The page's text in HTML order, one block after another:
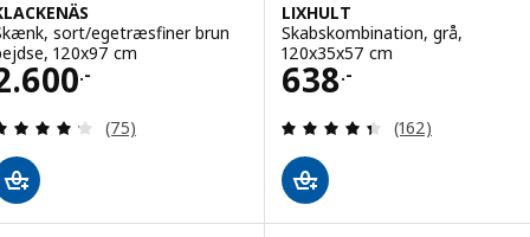
sort/egetræsfiner brun
120x97 cm
.-
2600.-
Anmeld: 4.2 ud af 5 Stjerner. Anmeldelser i alt:
(75)
LIXHULT
Skabskombination, grå,
120x35x57 cm
638.-
Pris 638.-
Anmeld: 4.4 ud
(162)